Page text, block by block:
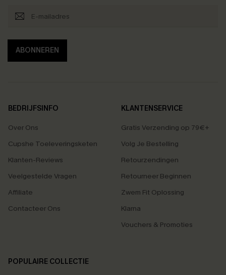
ABONNEREN
BEDRIJFSINFO
Over Ons
Cupshe Toeleveringsketen
Klanten-Reviews
Veelgestelde Vragen
Affiliate
Contacteer Ons
KLANTENSERVICE
Gratis Verzending op 79€+
Volg Je Bestelling
Retourzendingen
Retourneer Beginnen
Zwem Fit Oplossing
Klarna
Vouchers & Promoties
POPULAIRE COLLECTIE